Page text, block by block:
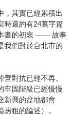
，其實已經累積出
時還約有24萬字篇
書的初衷 ―― 故事
我們對於台北市的
對抗已經不再。
牢固階級已經慢慢
新興的盆地都會
租的論述）。